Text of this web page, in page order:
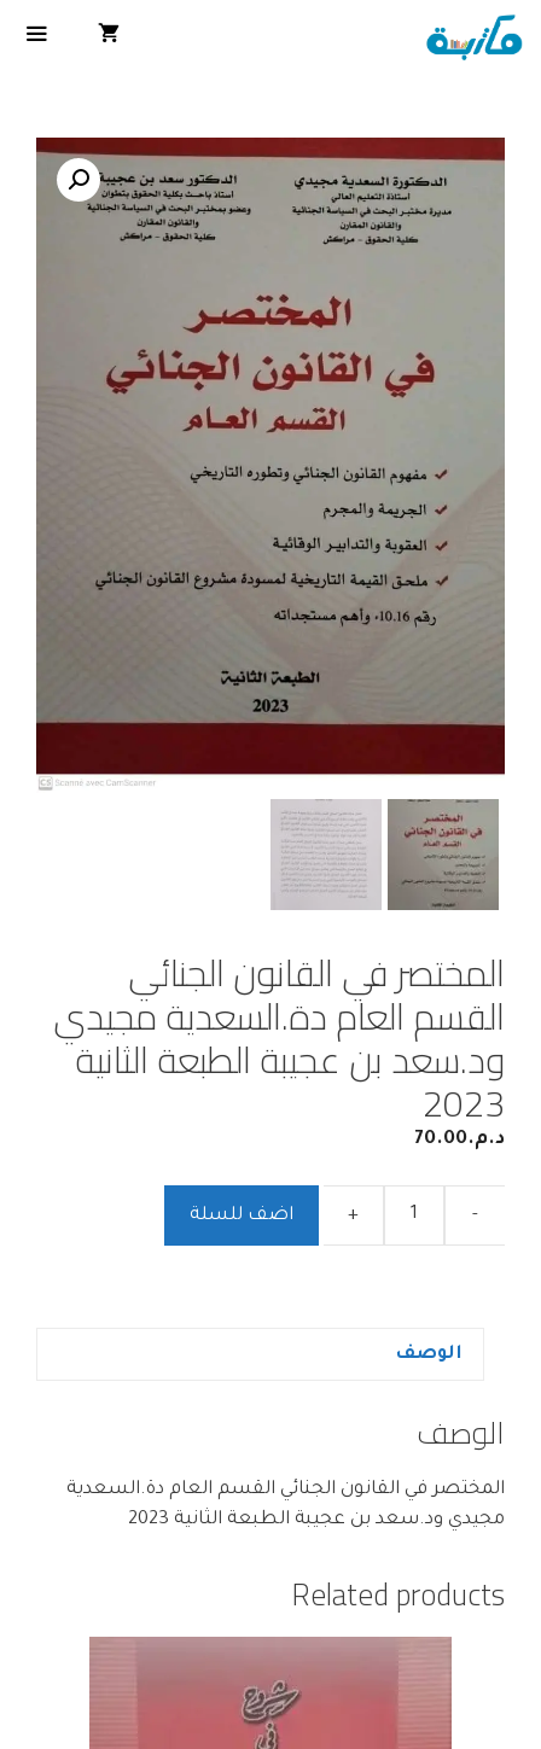
المختصر في القانون الجنائي
القسم العام دة.السعدية مجيدي
ود.سعد بن عجيبة الطبعة الثانية
2023
د.م.70.00
-
+ اضف للسلة
الوصف
الوصف
المختصر في القانون الجنائي القسم العام دة.السعدية
مجيدي ود.سعد بن عجيبة الطبعة الثانية 2023
Related products